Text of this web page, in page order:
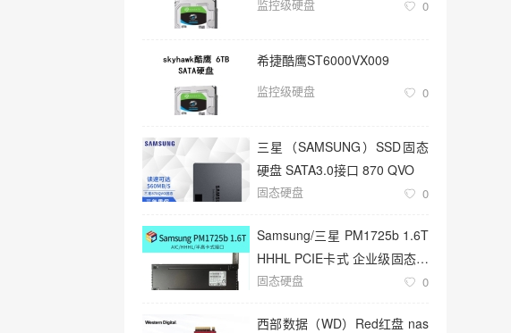
监控级硬盘 0
希捷酷鹰ST6000VX009
监控级硬盘 0
三星（SAMSUNG）SSD固态
硬盘 SATA3.0接口 870 QVO
固态硬盘 0
Samsung/三星 PM1725b 1.6T
HHHL PCIE卡式 企业级固态硬
盘
固态硬盘 0
西部数据（WD）Red红盘 nas